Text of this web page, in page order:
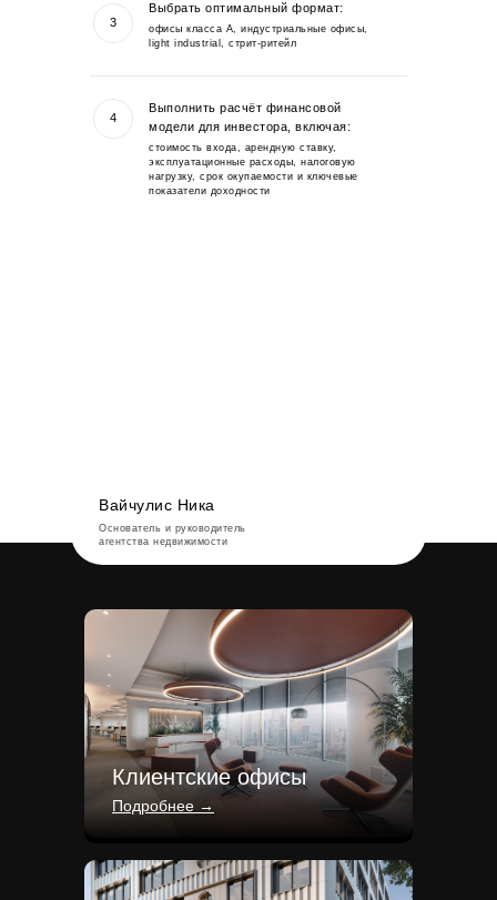
офисы класса А, индустриальные офисы,
light industrial, стрит-ритейл
Выбрать оптимальный формат:
3
стоимость входа, арендную ставку,
эксплуатационные расходы, налоговую
нагрузку, срок окупаемости и ключевые
показатели доходности
Выполнить расчёт финансовой
модели для инвестора, включая:
Вайчулис Ника
Основатель и руководитель
агентства недвижимости
4
Подробнее →
Клиентские офисы